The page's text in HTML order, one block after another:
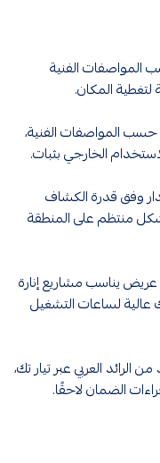
بقدرة 400 واط حسب المواصفات الفنية
نعم، يحمل هذا المنتج درجة الحماية IP65 حسب المواصفات الفنية،
الخارجي بثبات.
وفق قدرة الكشاف
منتظم على المنطقة
يعمل بقدرة 400 واط مع توزيع ضوئي LED عريض يناسب مشاريع إنارة
عالية لساعات التشغيل
العربي عبر تيار تك،
الضمان لاحقًا.